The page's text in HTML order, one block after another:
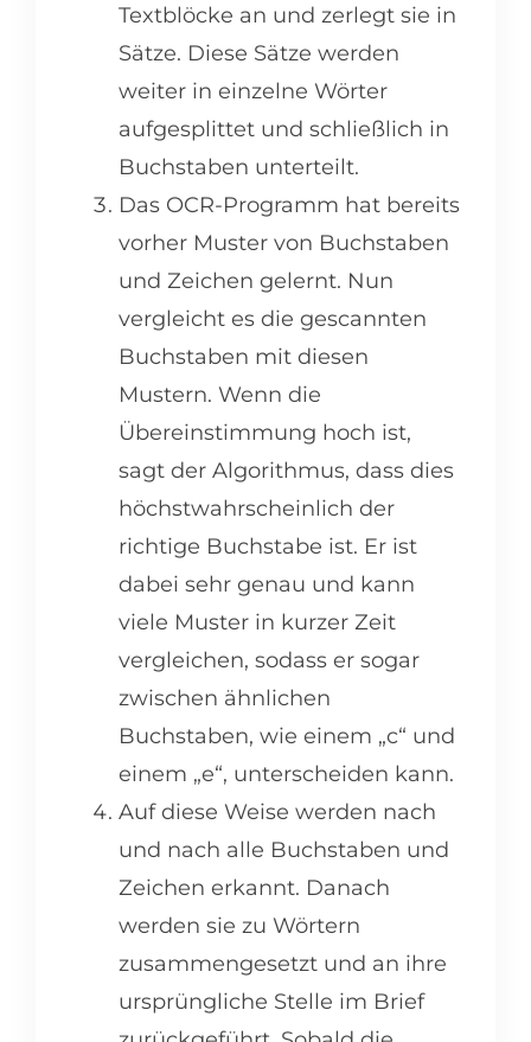
Textblöcke an und zerlegt sie in
Sätze. Diese Sätze werden
weiter in einzelne Wörter
aufgesplittet und schließlich in
Buchstaben unterteilt.
Das OCR-Programm hat bereits
vorher Muster von Buchstaben
und Zeichen gelernt. Nun
vergleicht es die gescannten
Buchstaben mit diesen
Mustern. Wenn die
Übereinstimmung hoch ist,
sagt der Algorithmus, dass dies
höchstwahrscheinlich der
richtige Buchstabe ist. Er ist
dabei sehr genau und kann
viele Muster in kurzer Zeit
vergleichen, sodass er sogar
zwischen ähnlichen
Buchstaben, wie einem „c“ und
einem „e“, unterscheiden kann.
Auf diese Weise werden nach
und nach alle Buchstaben und
Zeichen erkannt. Danach
werden sie zu Wörtern
zusammengesetzt und an ihre
ursprüngliche Stelle im Brief